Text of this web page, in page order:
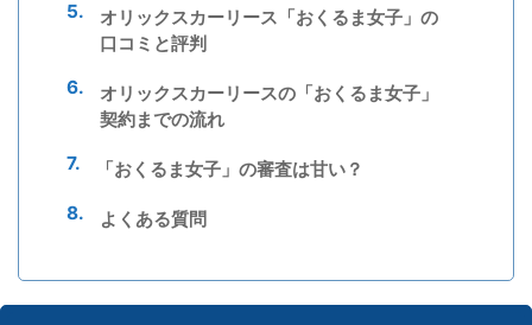
オリックスカーリース「おくるま女子」の
口コミと評判
オリックスカーリースの「おくるま女子」
契約までの流れ
「おくるま女子」の審査は甘い？
よくある質問